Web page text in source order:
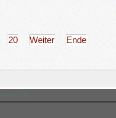
20 Weiter Ende